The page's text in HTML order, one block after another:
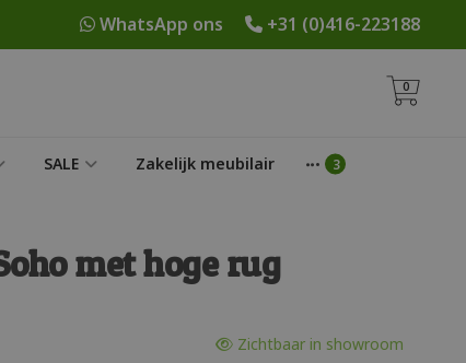
+31 (0)416-223188
WhatsApp ons
0
SALE Zakelijk meubilair
met hoge rug
Zichtbaar in showroom